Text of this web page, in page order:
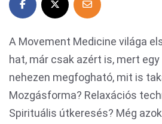
A Movement Medicine világa
hat, már csak azért is, mert
nehezen megfogható, mit is
Mozgásforma? Relaxációs
Spirituális útkeresés? Még